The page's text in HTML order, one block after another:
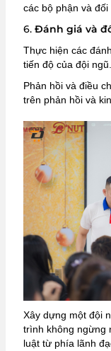
các bộ phận và đối
6. Đánh giá và
Thực hiện các
tiến độ của đội ngũ.
Phản hồi và điều
trên phản hồi và
Xây dựng một đội
trình không ngừng
luật từ phía lãnh